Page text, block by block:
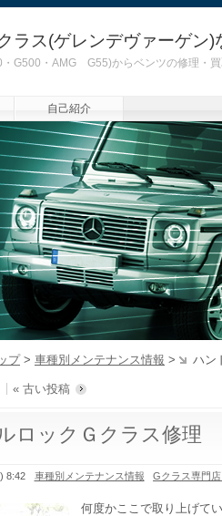
ラス(ゲレンデヴァーゲン
・G500・AMG G55)からベンツの修理・
自己紹介
プ> 車種別メンテナンス情報 > ハン
« 古い投稿
ロックＧクラス修理
8:42 車種別メンテナンス情報 Gクラス専門
何度かここで取り上げて